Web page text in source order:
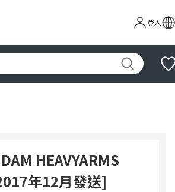
登入
HEAVYARMS
年12月發送]